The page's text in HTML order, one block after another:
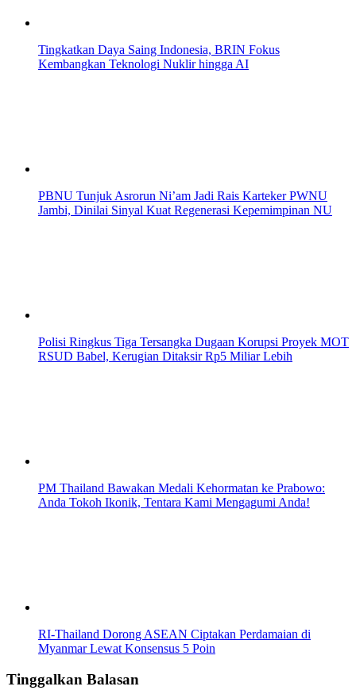
Tingkatkan Daya Saing Indonesia, BRIN Fokus
Kembangkan Teknologi Nuklir hingga AI
PBNU Tunjuk Asrorun Ni’am Jadi Rais Karteker PWNU
Jambi, Dinilai Sinyal Kuat Regenerasi Kepemimpinan NU
Polisi Ringkus Tiga Tersangka Dugaan Korupsi Proyek MOT
RSUD Babel, Kerugian Ditaksir Rp5 Miliar Lebih
PM Thailand Bawakan Medali Kehormatan ke Prabowo:
Anda Tokoh Ikonik, Tentara Kami Mengagumi Anda!
RI-Thailand Dorong ASEAN Ciptakan Perdamaian di
Myanmar Lewat Konsensus 5 Poin
Tinggalkan Balasan